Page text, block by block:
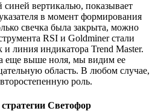
вертикалью, показывает
в момент формирования
свечка была закрыта, можно
RSI и Goldminer стали
и линия индикатора Trend Master.
еще выше ноля, мы видим ее
область. В любом случае,
роль.
Светофор